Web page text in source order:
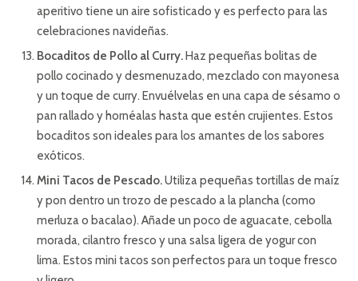
aperitivo tiene un aire sofisticado y es perfecto para las
celebraciones navideñas.
Bocaditos de Pollo al Curry. Haz pequeñas bolitas de
pollo cocinado y desmenuzado, mezclado con mayonesa
y un toque de curry. Envuélvelas en una capa de sésamo o
pan rallado y hornéalas hasta que estén crujientes. Estos
bocaditos son ideales para los amantes de los sabores
exóticos.
Mini Tacos de Pescado.Utiliza pequeñas tortillas de maíz
y pon dentro un trozo de pescado a la plancha (como
merluza o bacalao). Añade un poco de aguacate, cebolla
morada, cilantro fresco y una salsa ligera de yogur con
lima. Estos mini tacos son perfectos para un toque fresco